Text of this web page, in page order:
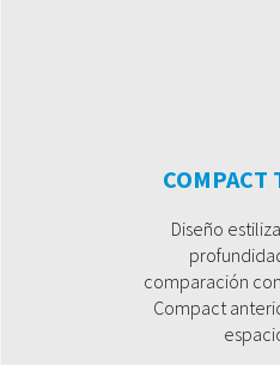
COMPACT
Diseño
comparación
Compact